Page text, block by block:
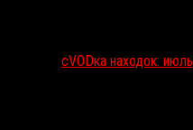
сVODка находок: июль